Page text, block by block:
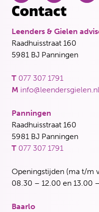
Contact
Leenders & Gielen
Raadhuisstraat 160
5981 BJ Panningen
T 077 307 1791
M info@leendersgielen.nl
Panningen
Raadhuisstraat 160
5981 BJ Panningen
T 077 307 1791
Openingstijden (ma t/m
08.30 – 12.00 en 13.00
Baarlo